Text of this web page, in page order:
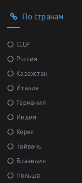
По странам
СССР
Россия
Казахстан
Италия
Германия
Индия
Корея
Тайвань
Бразилия
Польша